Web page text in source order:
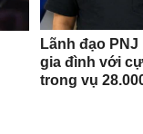
Lãnh đạo
gia đình với
trong vụ